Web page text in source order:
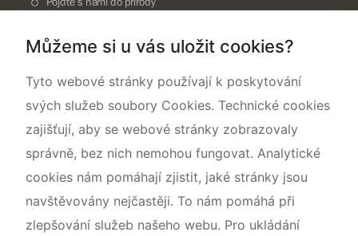
Rok CHKO pod záštitou České komise pro UNESCO
Můžeme si u vás uložit cookies?
Tyto webové stránky používají k poskytování
svých služeb soubory Cookies. Technické cookies
zajišťují, aby se webové stránky zobrazovaly
správně, bez nich nemohou fungovat. Analytické
cookies nám pomáhají zjistit, jaké stránky jsou
navštěvovány nejčastěji. To nám pomáhá při
zlepšování služeb našeho webu. Pro ukládání